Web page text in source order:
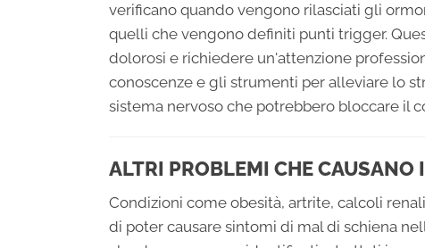
verificano quando vengono rilasciati gli
quelli che vengono definiti punti trigger.
dolorosi e richiedere un'attenzione
conoscenze e gli strumenti per alleviare lo
sistema nervoso che potrebbero bloccare il
ALTRI PROBLEMI CHE CAUSANO
Condizioni come obesità, artrite, calcoli
di poter causare sintomi di mal di schiena